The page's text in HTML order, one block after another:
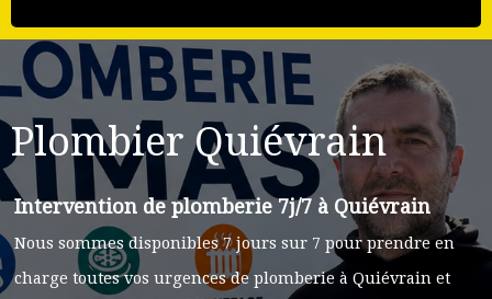
Plombier Quiévrain
Intervention de plomberie 7j/7 à Quiévrain
Nous sommes disponibles 7 jours sur 7 pour prendre en
charge toutes vos urgences de plomberie à Quiévrain et